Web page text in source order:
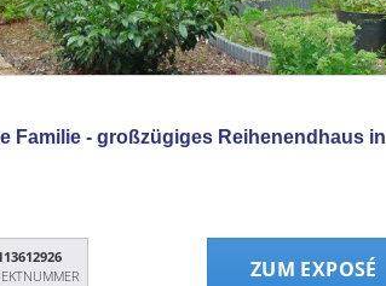
Familie - großzügiges Reihenendhaus in
ZUM EXPOSÉ